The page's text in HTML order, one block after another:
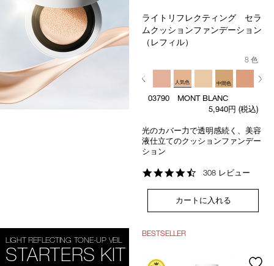
ライトリフレクティング セラ
ムクッションファンデーション
（レフィル）
8 色
人気色 中間色
03790 MONT BLANC
5,940円 (税込)
光のカバー力で透明感続く、美容
液仕立てのクッションファンデー
ション
4.5
rating
308 レビュー
カートに入れる
LIGHT REFLECTING TONE-UP VEIL
STARTERS KIT
BESTSELLER